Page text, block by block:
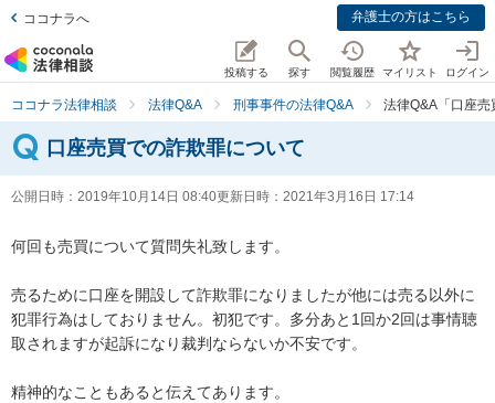
ココナラへ 弁護士の方はこちら
投稿する 探す 閲覧履歴 マイリスト ログイン
ココナラ法律相談 法律Q&A 刑事事件の法律Q&A 法律Q&A「口座
口座売買での詐欺罪について
公開日時： 2019年10月14日 08:40更新日時： 2021年3月16日 17:14
何回も売買について質問失礼致します。
売るために口座を開設して詐欺罪になりましたが他には売る以外に
犯罪行為はしておりません。初犯です。多分あと1回か2回は事情聴
取されますが起訴になり裁判ならないか不安です。
精神的なこともあると伝えてあります。